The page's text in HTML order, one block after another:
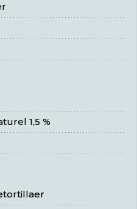
1,5 %